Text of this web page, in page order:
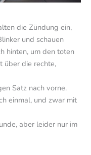
die Zündung ein,
und schauen
hinten, um den toten
über die rechte,
Satz nach vorne.
einmal, und zwar mit
aber leider nur im